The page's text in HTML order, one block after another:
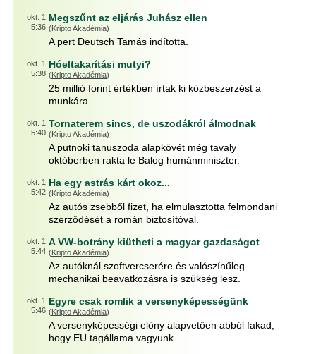
okt. 1
5:36
Megszűnt az eljárás Juhász ellen
(Kripto Akadémia)
A pert Deutsch Tamás indította.
okt. 1
5:38
Hóeltakarítási mutyi?
(Kripto Akadémia)
25 millió forint értékben írtak ki közbeszerzést a
munkára.
okt. 1
5:40
Tornaterem sincs, de uszodákról álmodnak
(Kripto Akadémia)
A putnoki tanuszoda alapkövét még tavaly
októberben rakta le Balog humánminiszter.
okt. 1
5:42
Ha egy astrás kárt okoz...
(Kripto Akadémia)
Az autós zsebből fizet, ha elmulasztotta felmondani
szerződését a román biztosítóval.
okt. 1
5:44
A VW-botrány kiütheti a magyar gazdaságot
(Kripto Akadémia)
Az autóknál szoftvercserére és valószínűleg
mechanikai beavatkozásra is szükség lesz.
okt. 1
5:46
Egyre csak romlik a versenyképességünk
(Kripto Akadémia)
A versenyképességi előny alapvetően abból fakad,
hogy EU tagállama vagyunk.